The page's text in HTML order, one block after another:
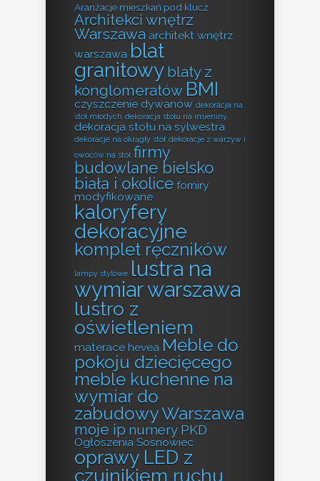
Aranżacje mieszkań pod klucz
Architekci wnętrz
Warszawa architekt wnętrz
warszawa blat
granitowy blaty z
konglomeratów BMI
czyszczenie dywanów dekoracja na
stół młodych dekoracja stołu na imieniny
dekoracja stołu na sylwestra
dekoracje na okrągły stół dekoracje z warzyw i
owoców na stół firmy
budowlane bielsko
biała i okolice forniry
modyfikowane
kaloryfery
dekoracyjne
komplet ręczników
lampy stylowe lustra na
wymiar warszawa
lustro z
oświetleniem
materace hevea Meble do
pokoju dziecięcego
meble kuchenne na
wymiar do
zabudowy Warszawa
moje ip numery PKD
Ogłoszenia Sosnowiec
oprawy LED z
czujnikiem ruchu